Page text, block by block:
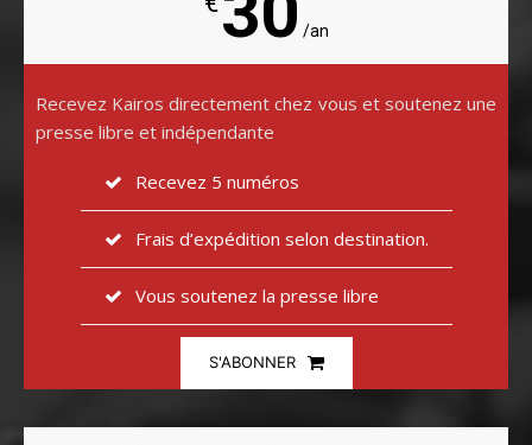
/an
Recevez Kairos directement chez vous et soutenez une
presse libre et indépendante
Recevez 5 numéros
Frais d’expédition selon destination.
Vous soutenez la presse libre
S'ABONNER